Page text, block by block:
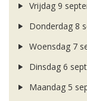
Vrijdag 9
Donderdag 8
Woensdag 7
Dinsdag 6
Maandag 5